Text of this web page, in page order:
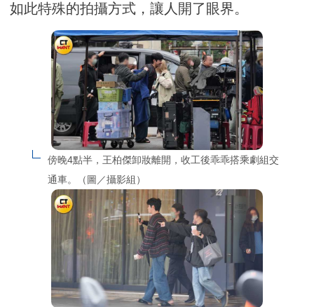
如此特殊的拍攝方式，讓人開了眼界。
傍晚4點半，王柏傑卸妝離開，收工後乖乖搭乘劇組交
通車。（圖／攝影組）